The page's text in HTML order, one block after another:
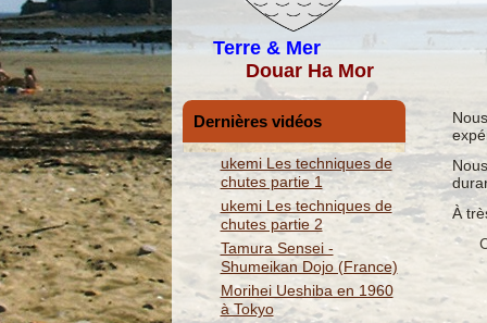
Terre & Mer
Douar Ha Mor
Dernières vidéos
ukemi Les techniques de
chutes partie 1
ukemi Les techniques de
chutes partie 2
Tamura Sensei -
Shumeikan Dojo (France)
Morihei Ueshiba en 1960
à Tokyo
À